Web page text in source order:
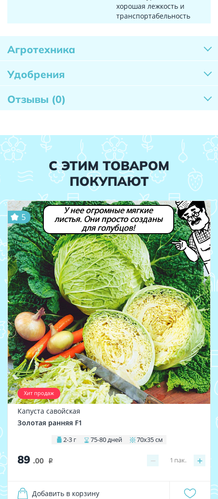
хорошая лежкость и
транспортабельность
Агротехника
Удобрения
Отзывы (0)
С ЭТИМ ТОВАРОМ
ПОКУПАЮТ
У нее огромные мягкие
листья. Они просто созданы
для голубцов!
Хит продаж
5
Капуста савойская
Золотая ранняя F1
2-3 г 75-80 дней 70х35 см
89 .00 i − +
1 пак.
Добавить в корзину